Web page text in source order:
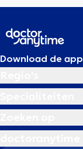
Download de app